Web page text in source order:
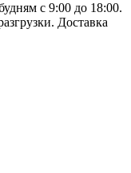
с 9:00 до 18:00.
Доставка